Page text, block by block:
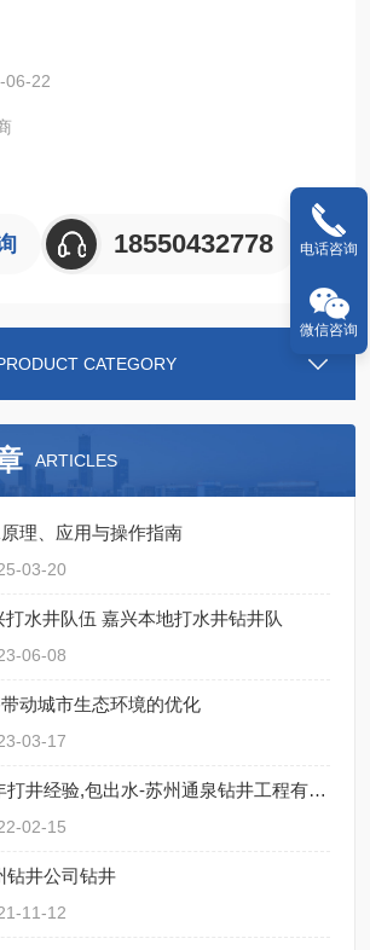
活中的用水需求。
06-22
18550432778
CATEGORY
ARTICLES
理、应用与操作指南
03-20
水井队伍 嘉兴本地打水井钻井队
06-08
动城市生态环境的优化
03-17
江阴钻井,20年打井经验,包出水-苏州通泉钻井工程有限公司
02-15
钻井公司钻井
11-12
电话咨询
微信咨询